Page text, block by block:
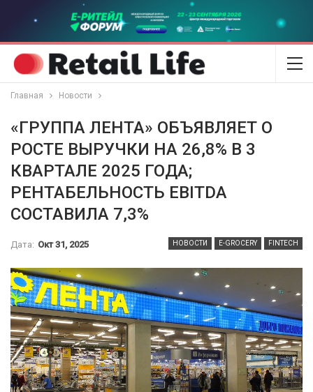
Главная Новости
«ГРУППА ЛЕНТА» ОБЪЯВЛЯЕТ О
РОСТЕ ВЫРУЧКИ НА 26,8% В 3
КВАРТАЛЕ 2025 ГОДА;
РЕНТАБЕЛЬНОСТЬ EBITDA
СОСТАВИЛА 7,3%
НОВОСТИ E-GROCERY FINTECH
Дата: Окт 31, 2025